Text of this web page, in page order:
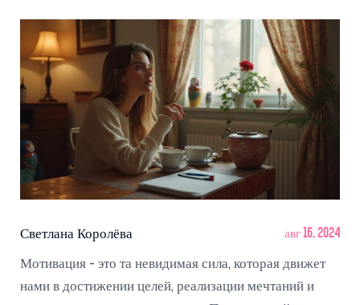
Светлана Королёва авг 16, 2024
Мотивация - это та невидимая сила, которая движет
нами в достижении целей, реализации мечтаний и